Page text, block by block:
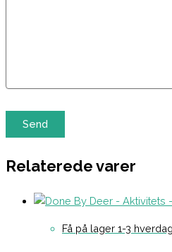
Relaterede varer
Få på lager 1-3